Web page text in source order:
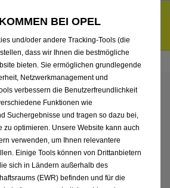
für E-Autos und Plug-in-
Mehr erfahren >>
SIE ALLE
TOURER
VON
BEI OPEL
und/oder andere Tracking-Tools (die
dass wir Ihnen die bestmögliche
bieten. Sie ermöglichen grundlegende
Netzwerkmanagement und
verbessern die Benutzerfreundlichkeit
Funktionen wie
Suchergebnisse und tragen so dazu bei,
zu optimieren. Unsere Website kann auch
verwenden, um Ihnen relevantere
Einige Tools können von Drittanbietern
sich in Ländern außerhalb des
(EWR) befinden und für die